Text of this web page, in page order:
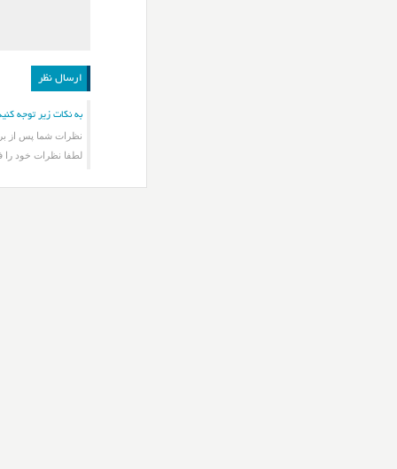
به نکات زیر توجه
نظرات شما پس از
لطفا نظرات خود را